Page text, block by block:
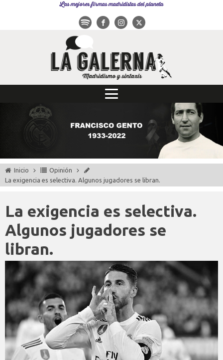
Las mejores firmas madridistas del planeta
Inicio
Opinión
La exigencia es selectiva. Algunos jugadores se libran.
La exigencia es selectiva.
Algunos jugadores se
libran.